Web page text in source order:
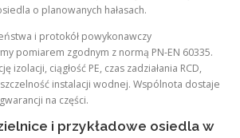
o planowanych hałasach.
i protokół powykonawczy
pomiarem zgodnym z normą PN-EN 60335.
izolacji, ciągłość PE, czas zadziałania RCD,
instalacji wodnej. Wspólnota dostaje
na części.
i przykładowe osiedla w